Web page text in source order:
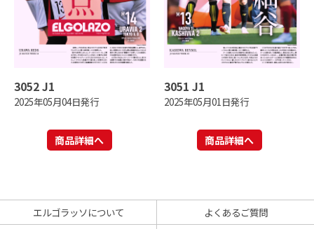
3052 J1
2025年05月04日発行
商品詳細へ
3051 J1
2025年05月01日発行
商品詳細へ
エルゴラッソについて
よくあるご質問